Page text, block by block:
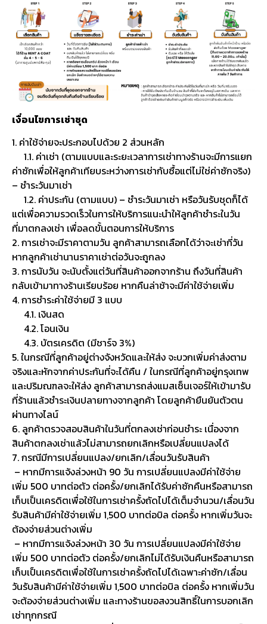
เงื่อนไขการเช่าชุด
1. ค่าใช้จ่ายจะประกอบไปด้วย 2 ส่วนหลัก
1.1. ค่าเช่า (ตามแบบและระยะเวลาการเช่าทางร้านจะมีการแยก
ค่าซักเพื่อให้ลูกค้าเทียบระหว่างการเช่ากับซื้อแต่ไม่ใช่ค่าซักจริง)
– ชำระวันมาเช่า
1.2. ค่าประกัน (ตามแบบ) – ชำระวันมาเช่า หรือวันรับชุดก็ได้
แต่เพื่อความรวดเร็วในการให้บริการแนะนำให้ลูกค้าชำระในวัน
ที่มาตกลงเช่า เพื่อลดขั้นตอนการให้บริการ
2. การเช่าจะมีราคาตามวัน ลูกค้าสามารถเลือกได้ว่าจะเช่ากี่วัน
หากลูกค้าเช่านานราคาเช่าต่อวันจะถูกลง
3. การนับวัน จะนับตั้งแต่วันที่สินค้าออกจากร้าน ถึงวันที่สินค้า
กลับเข้ามาทางร้านเรียบร้อย หากคืนล่าช้าจะมีค่าใช้จ่ายเพิ่ม
4. การชำระค่าใช้จ่ายมี 3 แบบ
4.1. เงินสด
4.2. โอนเงิน
4.3. บัตรเครดิต (มีชาร์จ 3%)
5. ในกรณีที่ลูกค้าอยู่ต่างจังหวัดและให้ส่ง จะบวกเพิ่มค่าส่งตาม
จริงและหักจากค่าประกันที่จะได้คืน / ในกรณีที่ลูกค้าอยู่กรุงเทพ
และปริมณฑลจะให้ส่ง ลูกค้าสามารถส่งแมสเซ็นเจอร์ให้เข้ามารับ
ที่ร้านแล้วชำระเงินปลายทางจากลูกค้า โดยลูกค้ายืนยันตัวตน
ผ่านทางไลน์
6. ลูกค้าตรวจสอบสินค้าในวันที่ตกลงเช่าก่อนชำระ เนื่องจาก
สินค้าตกลงเช่าแล้วไม่สามารถยกเลิกหรือเปลี่ยนแปลงได้
7. กรณีมีการเปลี่ยนแปลง/ยกเลิก/เลื่อนวันรับสินค้า
– หากมีการแจ้งล่วงหน้า 90 วัน การเปลี่ยนแปลงมีค่าใช้จ่าย
เพิ่ม 500 บาทต่อตัว ต่อครั้ง/ยกเลิกได้รับค่าซักคืนหรือสามารถ
เก็บเป็นเครดิตเพื่อใช้ในการเช่าครั้งถัดไปได้เต็มจำนวน/เลื่อนวัน
รับสินค้ามีค่าใช้จ่ายเพิ่ม 1,500 บาทต่อบิล ต่อครั้ง หากเพิ่มวันจะ
ต้องจ่ายส่วนต่างเพิ่ม
– หากมีการแจ้งล่วงหน้า 30 วัน การเปลี่ยนแปลงมีค่าใช้จ่าย
เพิ่ม 500 บาทต่อตัว ต่อครั้ง/ยกเลิกไม่ได้รับเงินคืนหรือสามารถ
เก็บเป็นเครดิตเพื่อใช้ในการเช่าครั้งถัดไปได้เฉพาะค่าซัก/เลื่อน
วันรับสินค้ามีค่าใช้จ่ายเพิ่ม 1,500 บาทต่อบิล ต่อครั้ง หากเพิ่มวัน
จะต้องจ่ายส่วนต่างเพิ่ม และทางร้านขอสงวนสิทธิ์ในการบอกเลิก
เช่าทุกกรณี